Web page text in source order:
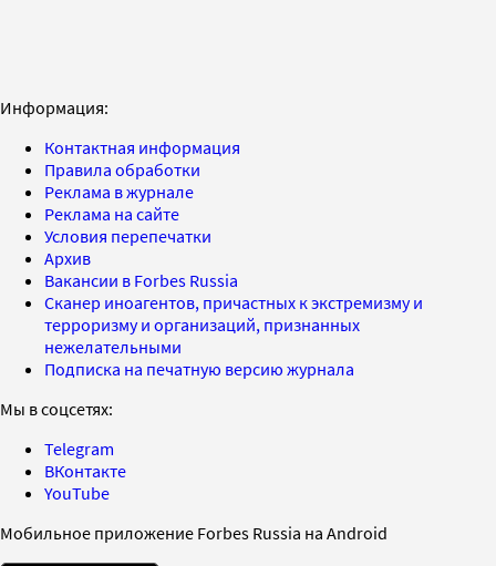
Информация:
Контактная информация
Правила обработки
Реклама в журнале
Реклама на сайте
Условия перепечатки
Архив
Вакансии в Forbes Russia
Сканер иноагентов, причастных к экстремизму и
терроризму и организаций, признанных
нежелательными
Подписка на печатную версию журнала
Мы в соцсетях:
Telegram
ВКонтакте
YouTube
Мобильное приложение Forbes Russia на Android